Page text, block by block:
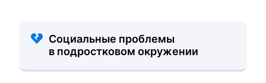
Социальные проблемы
в подростковом окружении